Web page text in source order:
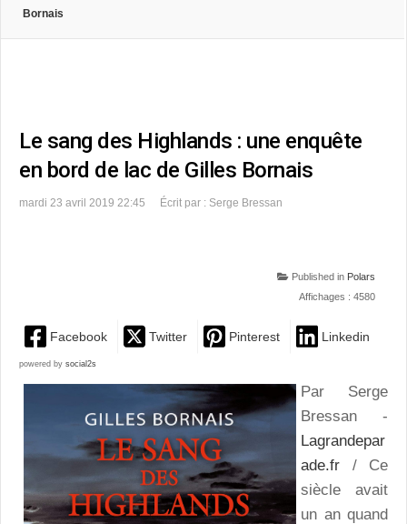
Bornais
Le sang des Highlands : une enquête
en bord de lac de Gilles Bornais
mardi 23 avril 2019 22:45 Écrit par : Serge Bressan
Published in Polars
Affichages : 4580
Facebook Twitter Pinterest Linkedin
powered by social2s
Par Serge
Bressan -
Lagrandepar
ade.fr / Ce
siècle avait
un an quand